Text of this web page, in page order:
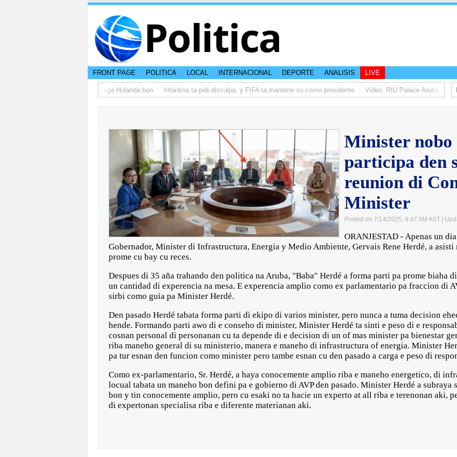
Politica
FRONT PAGE POLITICA LOCAL INTERNACIONAL DEPORTE ANALISIS LIVE
di studiantenan di Aruba a yega Hulanda bon Infantino ta pidi disculpa, y FIFA ta mantene su como presidente Video: RIU Palace Aruba ta
Minister nobo
participa den
reunion di
Minister
Posted on 7/14/2025, 9:47 AM AST |
ORANJESTAD - Apenas un
Gobernador, Minister di Infrastructura, Energia y Medio Ambiente, Gervais Rene Herdé, a
prome cu bay cu reces.
Despues di 35 aña trahando den politica na Aruba, "Baba" Herdé a forma parti pa prome biaha
un cantidad di experencia na mesa. E experencia amplio como ex parlamentario pa fraccion di
sirbi como guia pa Minister Herdé.
Den pasado Herdé tabata forma parti di ekipo di varios minister, pero nunca a tuma decision
hende. Formando parti awo di e conseho di minister, Minister Herdé ta sinti e peso di e
cosnan personal di personanan cu ta depende di e decision di un of mas minister pa bienestar
riba maneho general di su ministerio, manera e maneho di infrastructura of energia. Minister
pa tur esnan den funcion como minister pero tambe esnan cu den pasado a carga e peso di
Como ex-parlamentario, Sr. Herdé, a haya conocemente amplio riba e maneho energetico, di
locual tabata un maneho bon defini pa e gobierno di AVP den pasado. Minister Herdé a subraya
bon y tin conocemente amplio, pero cu esaki no ta hacie un experto at all riba e terenonan aki,
di expertonan specialisa riba e diferente materianan aki.